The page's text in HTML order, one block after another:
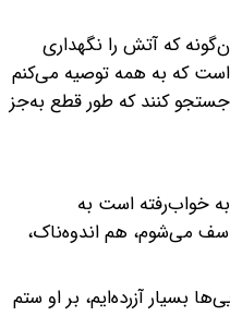
که آتش را نگهداری
است که به همه توصیه می‌کنم
جستجو کنند که طور قطع به‌جز
خواب‌رفته است به
می‌شوم، هم اندوه‌ناک،
بسیار آزرده‌ایم، بر او ستم